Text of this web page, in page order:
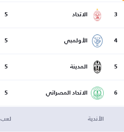
3 الاتحاد 5
4 الأولمبي 5
5 المدينة 5
6 الاتحاد المصراتي 5
الأندية لعب